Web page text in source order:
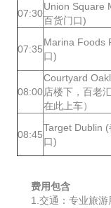
07:30
Union Square
百货门口)
07:35
Marina Foods
口)
08:00
Courtyard
店楼下，百老
在此上车）
08:45
Target Dublin
口)
费用包含
1.交通：专业旅游